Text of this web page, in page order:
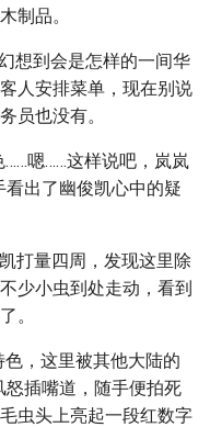
制品。
想到会是怎样的一间华
人安排菜单，现在别说
员也没有。
……嗯……这样说吧，岚岚
出了幽俊凯心中的疑
打量四周，发现这里除
少小虫到处走动，看到
。
，这里被其他大陆的
怒插嘴道，随手便拍死
虫头上亮起一段红数字